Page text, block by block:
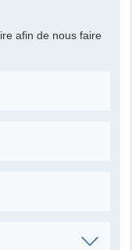
afin de nous faire